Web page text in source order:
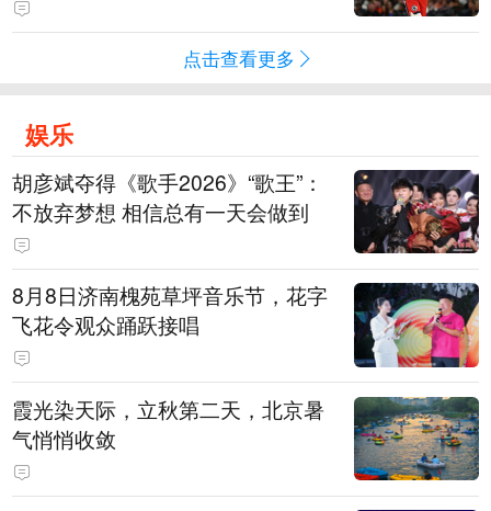
点击查看更多
娱乐
胡彦斌夺得《歌手2026》“歌王”：
不放弃梦想 相信总有一天会做到
8月8日济南槐苑草坪音乐节，花字
飞花令观众踊跃接唱
霞光染天际，立秋第二天，北京暑
气悄悄收敛